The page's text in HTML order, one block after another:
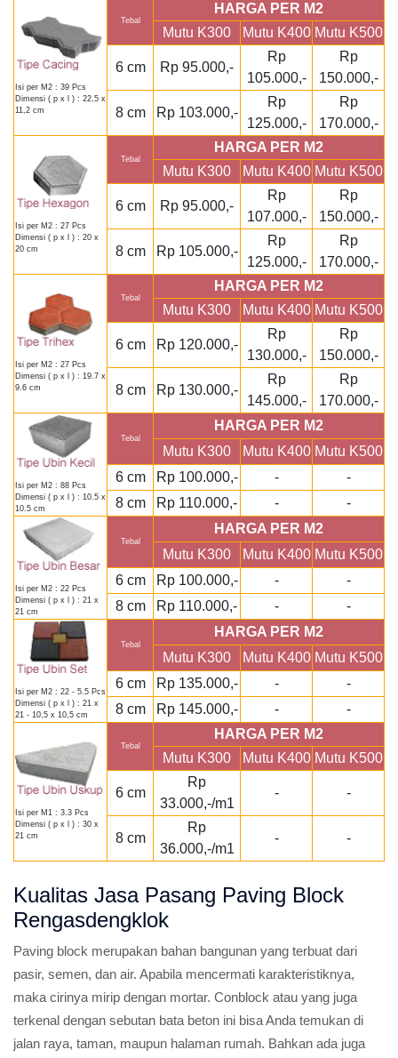
Isi per M2 : 39 Pcs
Dimensi ( p x l ) : 22,5 x
11,2 cm
Tebal
HARGA PER M2
Mutu K300
Mutu K400 Mutu K500
6 cm Rp 95.000,-
Rp
105.000,-
Rp
150.000,-
8 cm Rp 103.000,-
Rp
125.000,-
Rp
170.000,-
Isi per M2 : 27 Pcs
Dimensi ( p x l ) : 20 x
20 cm
Tebal
HARGA PER M2
Mutu K300
Mutu K400 Mutu K500
6 cm Rp 95.000,-
Rp
107.000,-
Rp
150.000,-
8 cm Rp 105.000,-
Rp
125.000,-
Rp
170.000,-
Isi per M2 : 27 Pcs
Dimensi ( p x l ) : 19.7 x
9.6 cm
Tebal
HARGA PER M2
Mutu K300
Mutu K400 Mutu K500
6 cm Rp 120.000,-
Rp
130.000,-
Rp
150.000,-
8 cm Rp 130.000,-
Rp
145.000,-
Rp
170.000,-
Isi per M2 : 88 Pcs
Dimensi ( p x l ) : 10.5 x
10.5 cm
Tebal
HARGA PER M2
Mutu K300
Mutu K400 Mutu K500
6 cm
Rp 100.000,- -
-
8 cm
Rp 110.000,- - -
Isi per M2 : 22 Pcs
Dimensi ( p x l ) : 21 x
21 cm
Tebal
HARGA PER M2
Mutu K300
Mutu K400 Mutu K500
6 cm
Rp 100.000,- -
-
8 cm
Rp 110.000,- - -
Isi per M2 : 22 - 5.5 Pcs
Dimensi ( p x l ) : 21 x
21 - 10,5 x 10,5 cm
Tebal
HARGA PER M2
Mutu K300
Mutu K400 Mutu K500
6 cm
Rp 135.000,- -
-
8 cm
Rp 145.000,- - -
Isi per M1 : 3.3 Pcs
Dimensi ( p x l ) : 30 x
21 cm
Tebal
HARGA PER M2
Mutu K300
Mutu K400 Mutu K500
6 cm
Rp
33.000,-/m1
- -
8 cm
Rp
36.000,-/m1
- -
Kualitas Jasa Pasang Paving Block
Rengasdengklok
Paving block merupakan bahan bangunan yang terbuat dari
pasir, semen, dan air. Apabila mencermati karakteristiknya,
maka cirinya mirip dengan mortar. Conblock atau yang juga
terkenal dengan sebutan bata beton ini bisa Anda temukan di
jalan raya, taman, maupun halaman rumah. Bahkan ada juga